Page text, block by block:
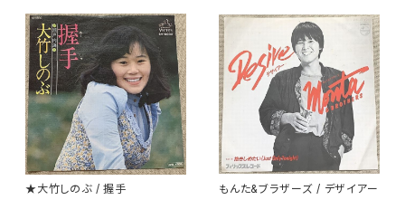
★大竹しのぶ / 握手 もんた&ブラザーズ / デザイアー